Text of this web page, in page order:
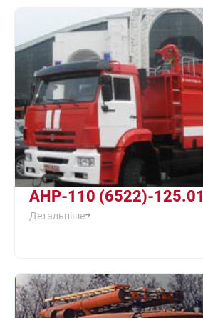
АНР-110 (6522)-125.01
Детальніше